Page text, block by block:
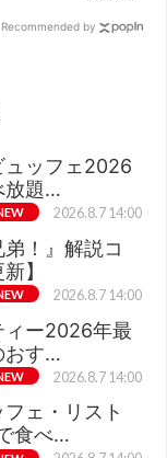
Recommended by
ュッフェ2026
放題…
2026.8.7 14:00
！』解説コ
】
2026.8.7 14:00
ィー2026年最
おす…
2026.8.7 14:00
ェ・リスト
食べ…